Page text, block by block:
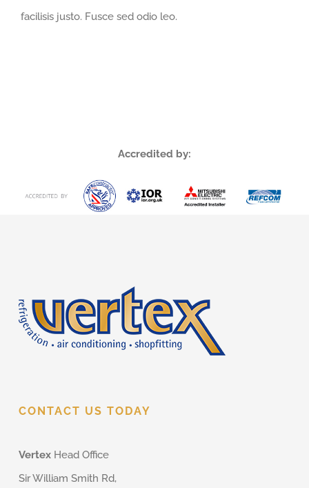
facilisis justo. Fusce sed odio leo.
Accredited by:
CONTACT US TODAY
Vertex Head Office
Sir William Smith Rd,